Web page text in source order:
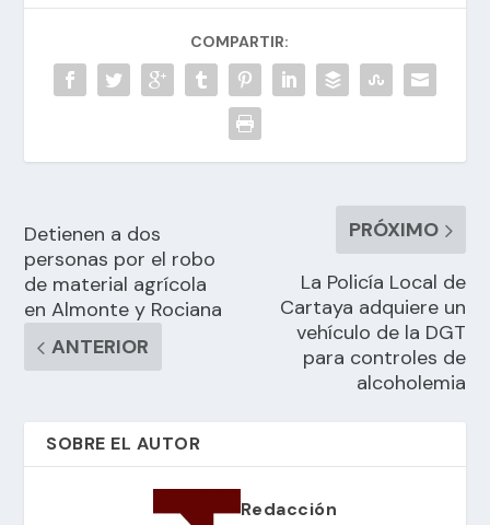
COMPARTIR:
Detienen a dos
personas por el robo
de material agrícola
en Almonte y Rociana
ANTERIOR
PRÓXIMO
La Policía Local de
Cartaya adquiere un
vehículo de la DGT
para controles de
alcoholemia
SOBRE EL AUTOR
Redacción